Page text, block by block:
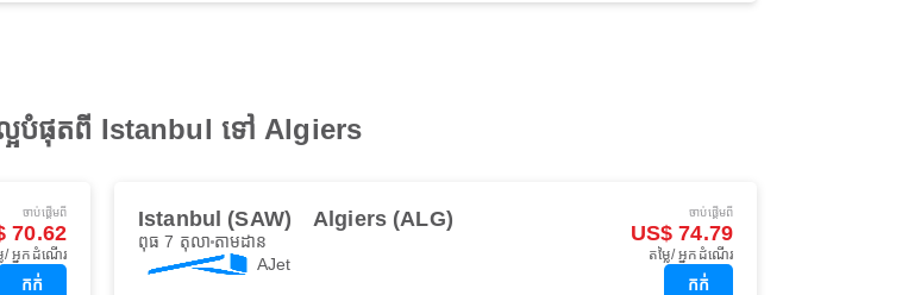
អបំផុតពី Istanbul ទៅ Algiers
ចាប់ផ្ដើមពី
70.62
ៃ/ អ្នកដំណើរ
កក់
Istanbul (SAW) Algiers (ALG)
ពុធ 7 តុលា តាមដាន
AJet
ចាប់ផ្ដើមពី
US$ 74.79
តម្លៃ/ អ្នកដំណើរ
កក់